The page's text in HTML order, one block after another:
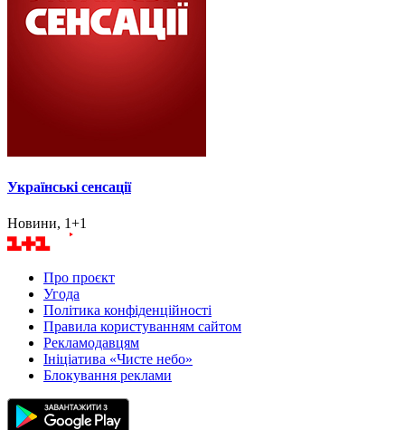
Українські сенсації
Новини, 1+1
Про проєкт
Угода
Політика конфіденційності
Правила користуванням сайтом
Рекламодавцям
Ініціатива «Чисте небо»
Блокування реклами